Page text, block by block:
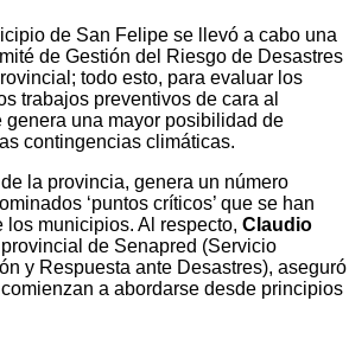
de San Felipe se llevó a cabo una
de Gestión del Riesgo de Desastres
todo esto, para evaluar los
trabajos preventivos de cara al
genera una mayor posibilidad de
contingencias climáticas.
la provincia, genera un número
‘puntos críticos’ que se han
los municipios. Al respecto, Claudio
de Senapred (Servicio
y Respuesta ante Desastres), aseguró
a abordarse desde principios